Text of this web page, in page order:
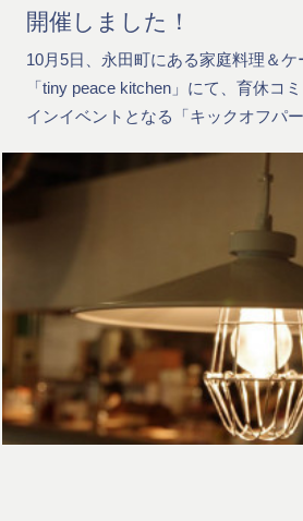
開催しました！
10月5日、永田町にある家庭料理＆
「tiny peace kitchen」にて、育休コ
インイベントとなる「キックオフパ